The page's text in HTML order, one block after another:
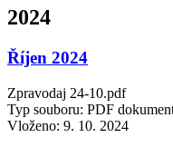
2024
Říjen 2024
Zpravodaj 24-10.pdf
Typ souboru: PDF
Vloženo: 9. 10. 2024